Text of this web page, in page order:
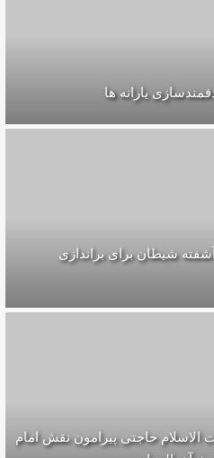
یارانه ها
شیطان برای براندازی
حاجتی پیرامون نقش امام